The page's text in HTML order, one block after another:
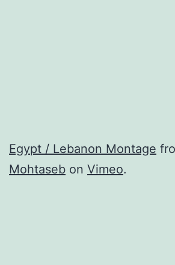
Egypt / Lebanon Montage
Mohtaseb on Vimeo.